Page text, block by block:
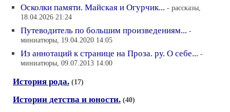
Осколки памяти. Майская и Огурчик... - рассказы,
18.04.2026 21:24
Путеводитель по большим произведениям... -
миниатюры, 19.04.2020 14:05
Из аннотаций к странице на Проза. ру. О себе... -
миниатюры, 09.07.2013 14:00
История рода. (17)
Истории детства и юности. (40)